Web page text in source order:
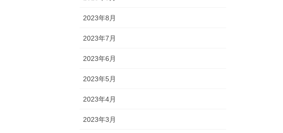
2023年8月
2023年7月
2023年6月
2023年5月
2023年4月
2023年3月